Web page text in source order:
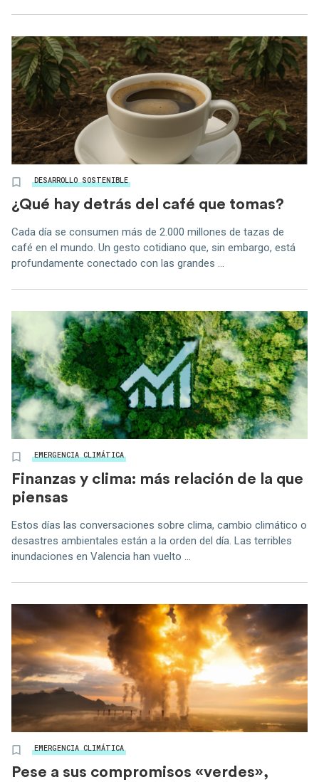
DESARROLLO SOSTENIBLE
¿Qué hay detrás del café que tomas?
Cada día se consumen más de 2.000 millones de tazas de
café en el mundo. Un gesto cotidiano que, sin embargo, está
profundamente conectado con las grandes ...
EMERGENCIA CLIMÁTICA
Finanzas y clima: más relación de la que
piensas
Estos días las conversaciones sobre clima, cambio climático o
desastres ambientales están a la orden del día. Las terribles
inundaciones en Valencia han vuelto ...
EMERGENCIA CLIMÁTICA
Pese a sus compromisos «verdes»,